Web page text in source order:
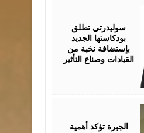
سوليدرتي تطلق
بودكاستها الجديد
بإستضافة نخبة من
القيادات وصناع التأثير
الجبرة تؤكد أهمية